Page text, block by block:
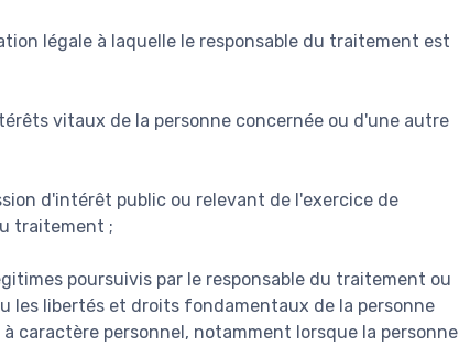
légale à laquelle le responsable du traitement est
vitaux de la personne concernée ou d'une autre
d'intérêt public ou relevant de l'exercice de
traitement ;
poursuivis par le responsable du traitement ou
les libertés et droits fondamentaux de la personne
caractère personnel, notamment lorsque la personne